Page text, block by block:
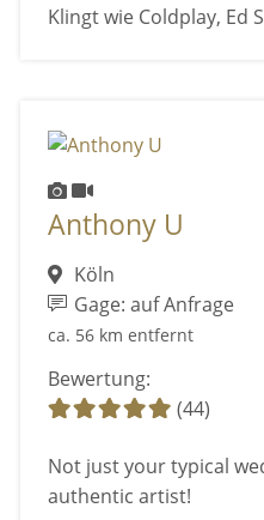
Klingt wie Coldplay, Ed
Anthony U
Köln
Gage: auf Anfrage
ca. 56 km entfernt
Bewertung:
(44)
Not just your typical
authentic artist!